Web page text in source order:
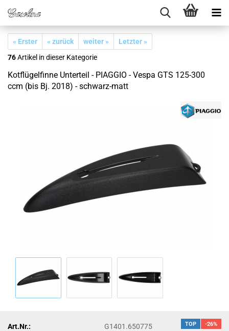
« Erster « zurück weiter »
Letzter »
76Artikel in dieser Kategorie
Kotflügelfinne Unterteil - PIAGGIO - Vespa GTS 125-300
ccm (bis Bj. 2018) - schwarz-matt
TOP -26%
Art.Nr.:
G1401.650775